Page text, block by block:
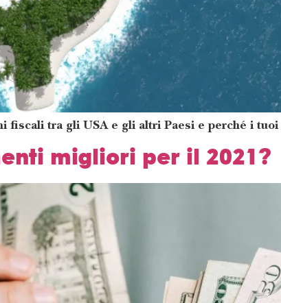
fiscali tra gli USA e gli altri Paesi e perché i
migliori per il 2021?